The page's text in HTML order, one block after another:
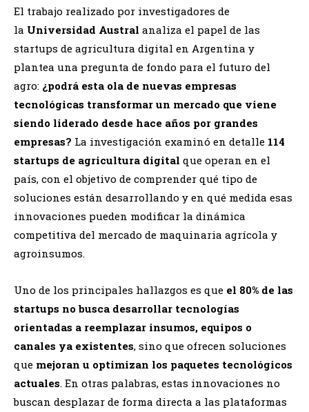
El trabajo realizado por investigadores de
la Universidad Austral analiza el papel de las
startups de agricultura digital en Argentina y
plantea una pregunta de fondo para el futuro del
agro: ¿podrá esta ola de nuevas empresas
tecnológicas transformar un mercado que viene
siendo liderado desde hace años por grandes
empresas? La investigación examinó en detalle 114
startups de agricultura digital que operan en el
país, con el objetivo de comprender qué tipo de
soluciones están desarrollando y en qué medida esas
innovaciones pueden modificar la dinámica
competitiva del mercado de maquinaria agrícola y
agroinsumos.
Uno de los principales hallazgos es que el 80% de las
startups no busca desarrollar tecnologías
orientadas a reemplazar insumos, equipos o
canales ya existentes, sino que ofrecen soluciones
que mejoran u optimizan los paquetes tecnológicos
actuales. En otras palabras, estas innovaciones no
buscan desplazar de forma directa a las plataformas